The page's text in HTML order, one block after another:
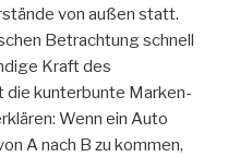
von außen statt.
Betrachtung schnell
Kraft des
die kunterbunte Marken-
Wenn ein Auto
A nach B zu kommen,